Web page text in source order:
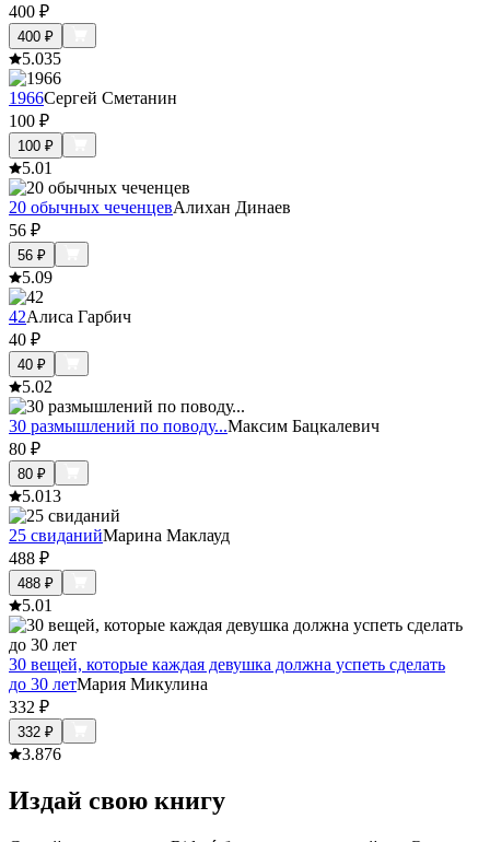
400 ₽
400 ₽
5.035
1966Сергей Сметанин
100 ₽
100 ₽
5.01
20 обычных чеченцевАлихан Динаев
56 ₽
56 ₽
5.09
42Алиса Гарбич
40 ₽
40 ₽
5.02
30 размышлений по поводу...Максим Бацкалевич
80 ₽
80 ₽
5.013
25 свиданийМарина Маклауд
488 ₽
488 ₽
5.01
30 вещей, которые каждая девушка должна успеть сделать
до 30 летМария Микулина
332 ₽
332 ₽
3.876
Издай свою книгу